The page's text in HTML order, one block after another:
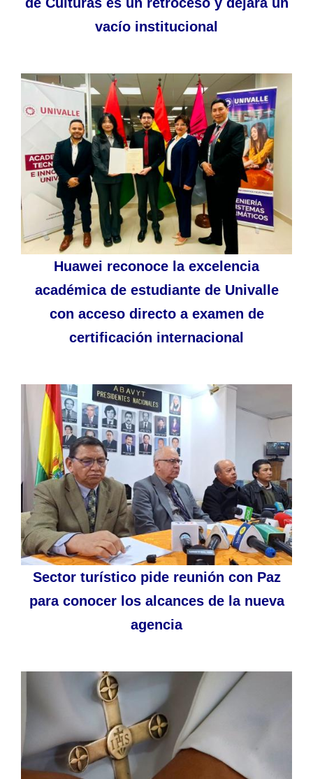
de Culturas es un retroceso y dejará un
vacío institucional
Huawei reconoce la excelencia
académica de estudiante de Univalle
con acceso directo a examen de
certificación internacional
Sector turístico pide reunión con Paz
para conocer los alcances de la nueva
agencia